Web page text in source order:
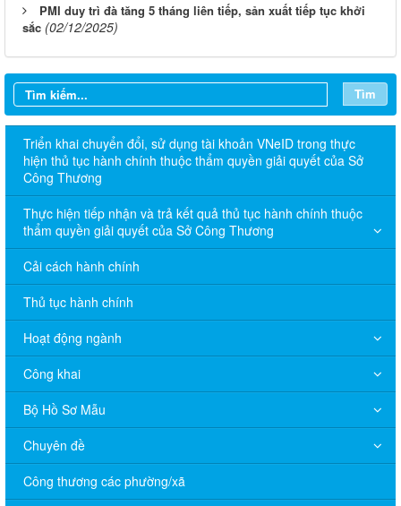
PMI duy trì đà tăng 5 tháng liên tiếp, sản xuất tiếp tục khởi
sắc (02/12/2025)
Tìm
Triển khai chuyển đổi, sử dụng tài khoản VNeID trong thực
hiện thủ tục hành chính thuộc thẩm quyền giải quyết của Sở
Công Thương
Thực hiện tiếp nhận và trả kết quả thủ tục hành chính thuộc
thẩm quyền giải quyết của Sở Công Thương
Cải cách hành chính
Thủ tục hành chính
Hoạt động ngành
Công khai
Bộ Hồ Sơ Mẫu
Chuyên đề
Công thương các phường/xã